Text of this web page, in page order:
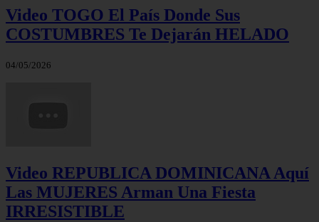
Video TOGO El País Donde Sus
COSTUMBRES Te Dejarán HELADO
04/05/2026
Video REPUBLICA DOMINICANA Aquí
Las MUJERES Arman Una Fiesta
IRRESISTIBLE